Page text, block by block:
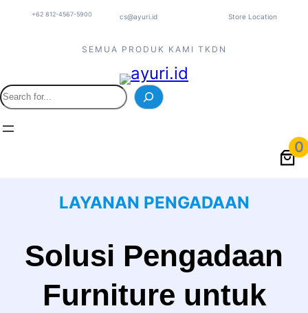
Lewati+62 812-4567-5900 cs@ayuri.id Store Location
SEMUA PRODUK KAMI TKDN
S
e
a
0
LAYANAN PENGADAAN
Solusi Pengadaan
Furniture untuk